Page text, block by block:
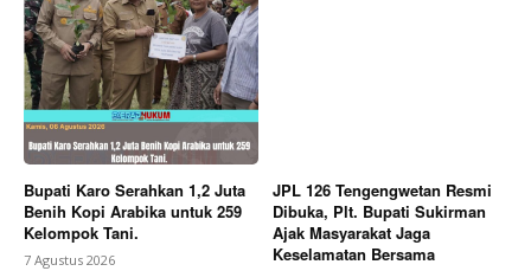
Company
About
Contact us
Subscription Plans
Bagikan Artikel
Bupati Karo Serahkan 1,2 Juta
Benih Kopi Arabika untuk 259
Kelompok Tani.
7 Agustus 2026
JPL 126 Tengengwetan Resmi
Dibuka, Plt. Bupati Sukirman
Ajak Masyarakat Jaga
Keselamatan Bersama